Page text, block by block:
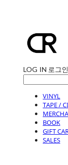
LOG IN 로그인
VINYL
TAPE /
BOOK
GIFT
SALES